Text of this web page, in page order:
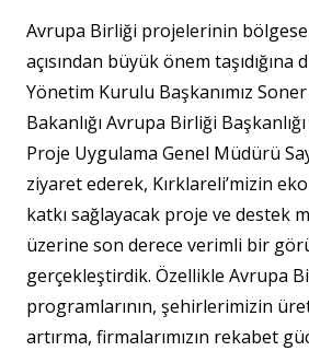
Avrupa Birliği projelerinin
açısından büyük önem taşıdığına
Yönetim Kurulu Başkanımız Soner
Bakanlığı Avrupa Birliği
Proje Uygulama Genel Müdürü
ziyaret ederek, Kırklareli’mizin
katkı sağlayacak proje ve destek
üzerine son derece verimli bir
gerçekleştirdik. Özellikle Avrupa
programlarının, şehirlerimizin
artırma, firmalarımızın rekabet